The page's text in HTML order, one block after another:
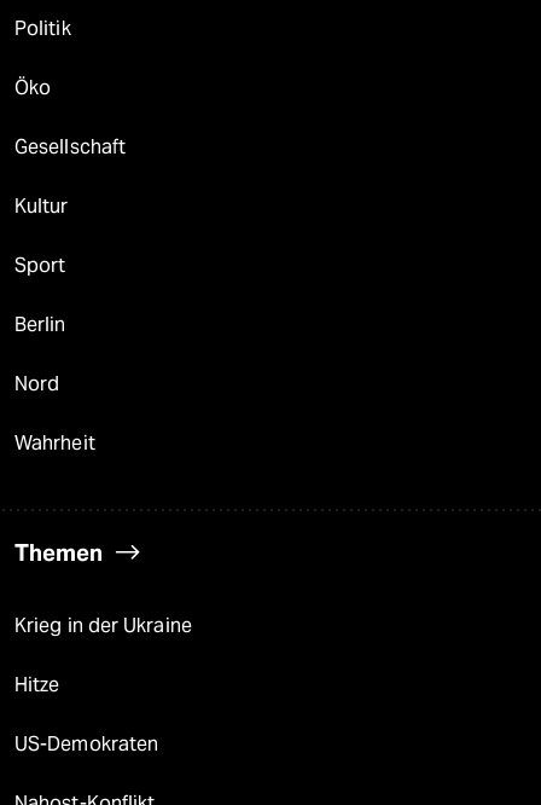
Politik
Öko
Gesellschaft
Kultur
Sport
Berlin
Nord
Wahrheit
Themen
Krieg in der Ukraine
Hitze
US-Demokraten